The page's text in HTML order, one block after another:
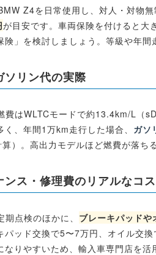
Z4を日常使用し、対人・対物
が目安です。車両保険を付けると大
険」を検討しましょう。等級や年間
ソリン代の実際
費はWLTCモードで約13.4km/L（
く、年間1万km走行した場合、 ガソ
）。高出力モデルほど燃費が落ち
ンス・修理費のリアルなコ
点検のほかに、 ブレーキパッド
パッド交換で5〜7万円、オイル交
なりやすいため、輸入車専門店を活